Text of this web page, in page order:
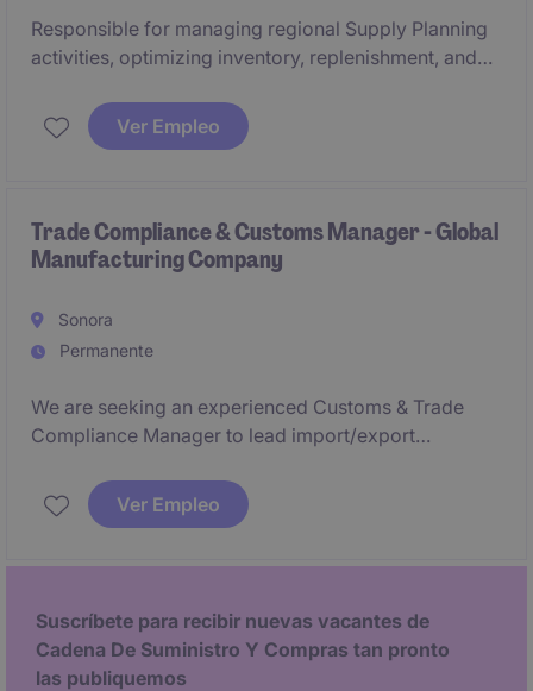
Responsible for managing regional Supply Planning
activities, optimizing inventory, replenishment, and
and operational efficiency.
mitigate risks, and support business objectives.
Ver Empleo
Trade Compliance & Customs Manager - Global
Manufacturing Company
Sonora
Permanente
We are seeking an experienced Customs & Trade
Compliance Manager to lead import/export
certification readiness efforts across multiple
manufacturing divisions.
Ver Empleo
Suscríbete para recibir nuevas vacantes de
Cadena De Suministro Y Compras tan pronto
las publiquemos